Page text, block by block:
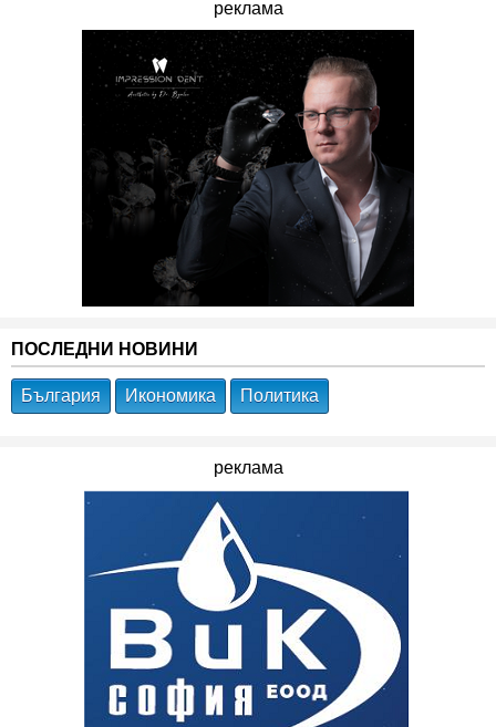
реклама
ПОСЛЕДНИ НОВИНИ
България Икономика Политика
реклама